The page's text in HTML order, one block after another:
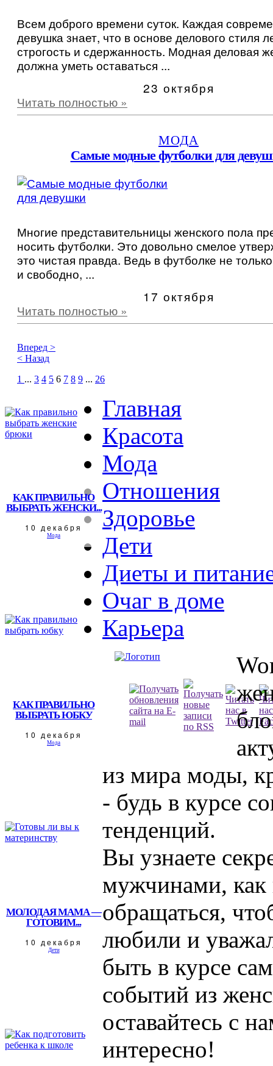
Всем доброго времени суток. Каждая
девушка знает, что в основе делового стиля
строгость и сдержанность. Модная деловая
должна уметь оставаться ...
23 октября
Читать полностью »
МОДА
Самые модные футболки для
Многие представительницы женского пола
носить футболки. Это довольно смелое
это чистая правда. Ведь в футболке не
и свободно, ...
17 октября
Читать полностью »
Вперед >
< Назад
1 ... 3 4 5 6 7 8 9 ... 26
КАК ПРАВИЛЬНО
ВЫБРАТЬ ЖЕНСКИ...
10 декабря
Мода
КАК ПРАВИЛЬНО
ВЫБРАТЬ ЮБКУ
10 декабря
Мода
МОЛОДАЯ МАМА —
ГОТОВИМ...
10 декабря
Дети
Главная
Красота
Мода
Отношения
Здоровье
Дети
Диеты и
Очаг в доме
Карьера
из мира моды,
- будь в курсе
тенденций.
Вы узнаете
мужчинами,
обращаться,
любили и
быть в курсе
событий из
оставайтесь с
интересно!